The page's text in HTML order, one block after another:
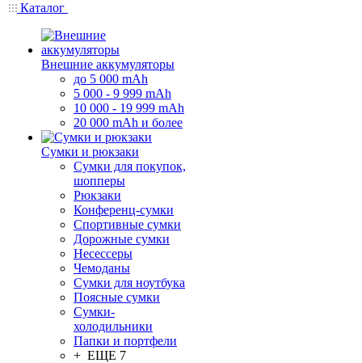
Каталог
Внешние аккумуляторы
до 5 000 mAh
5 000 - 9 999 mAh
10 000 - 19 999 mAh
20 000 mAh и более
Сумки и рюкзаки
Сумки для покупок,
шопперы
Рюкзаки
Конференц-сумки
Спортивные сумки
Дорожные сумки
Несессеры
Чемоданы
Сумки для ноутбука
Поясные сумки
Сумки-
холодильники
Папки и портфели
+ ЕЩЕ 7